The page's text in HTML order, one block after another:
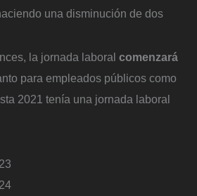
una disminución de dos
la jornada laboral comenzará
para empleados públicos como
2021 tenía una jornada laboral